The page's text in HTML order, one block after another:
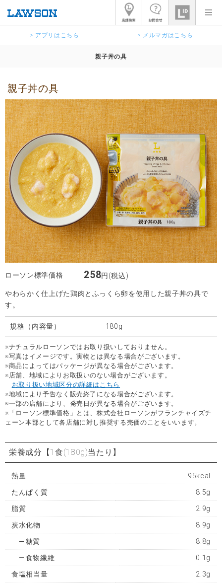
> アプリはこちら > メルマガはこちら
親子丼の具
親子丼の具
ローソン標準価格 258円(税込)
やわらかく仕上げた鶏肉とふっくら卵を使用した親子丼の具で
す。
規格（内容量） 180g
※ナチュラルローソンではお取り扱いしておりません。
※写真はイメージです。実物とは異なる場合がございます。
※商品によってはパッケージが異なる場合がございます。
※店舗、地域によりお取扱いのない場合がございます。
お取り扱い地域区分の詳細はこちら
※地域により予告なく販売終了になる場合がございます。
※一部の店舗により、発売日が異なる場合がございます。
※「ローソン標準価格」とは、株式会社ローソンがフランチャイズチ
ェーン本部として各店舗に対し推奨する売価のことをいいます。
栄養成分 【1食(180g)当たり】
熱量 95kcal
たんぱく質 8.5g
脂質 2.9g
炭水化物 8.9g
糖質 8.8g
食物繊維 0.1g
食塩相当量 2.3g